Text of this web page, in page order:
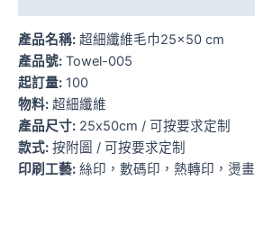
產品名稱: 超細纖維毛巾25×50 cm
產品號: Towel-005
起訂量: 100
物料: 超細纖維
產品尺寸: 25x50cm / 可按要求定制
款式: 按附圖 / 可按要求定制
印刷工藝: 絲印，數碼印，熱轉印，燙畫